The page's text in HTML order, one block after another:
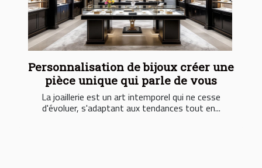
Personnalisation de bijoux créer une
pièce unique qui parle de vous
La joaillerie est un art intemporel qui ne cesse
d'évoluer, s'adaptant aux tendances tout en...